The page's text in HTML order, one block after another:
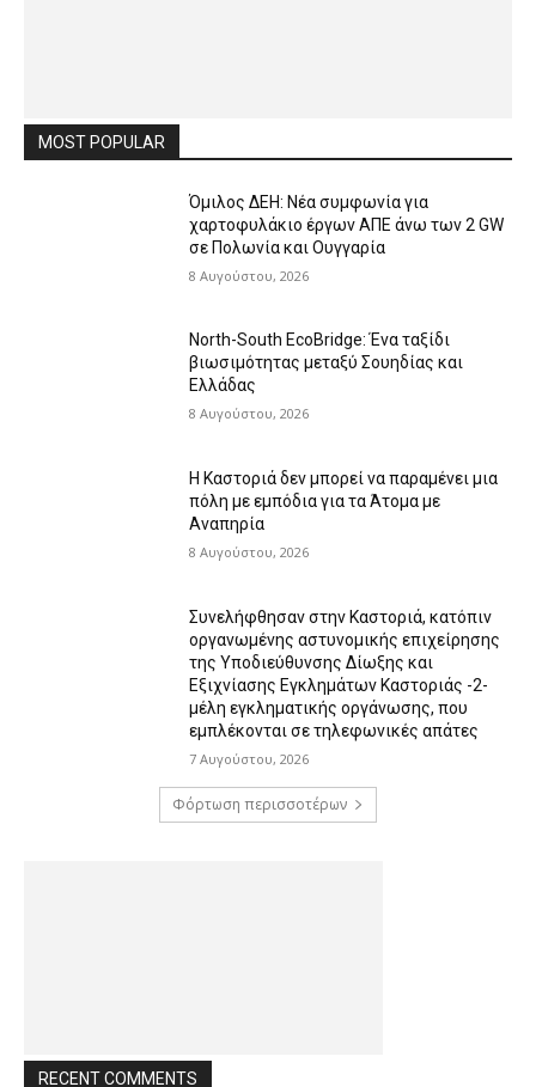
MOST POPULAR
Όμιλος ΔΕΗ: Νέα συμφωνία για
χαρτοφυλάκιο έργων ΑΠΕ άνω των 2 GW
σε Πολωνία και Ουγγαρία
8 Αυγούστου, 2026
North-South EcoBridge: Ένα ταξίδι
βιωσιμότητας μεταξύ Σουηδίας και
Ελλάδας
8 Αυγούστου, 2026
Η Καστοριά δεν μπορεί να παραμένει μια
πόλη με εμπόδια για τα Άτομα με
Αναπηρία
8 Αυγούστου, 2026
Συνελήφθησαν στην Καστοριά, κατόπιν
οργανωμένης αστυνομικής επιχείρησης
της Υποδιεύθυνσης Δίωξης και
Εξιχνίασης Εγκλημάτων Καστοριάς -2-
μέλη εγκληματικής οργάνωσης, που
εμπλέκονται σε τηλεφωνικές απάτες
7 Αυγούστου, 2026
Φόρτωση περισσοτέρων
RECENT COMMENTS